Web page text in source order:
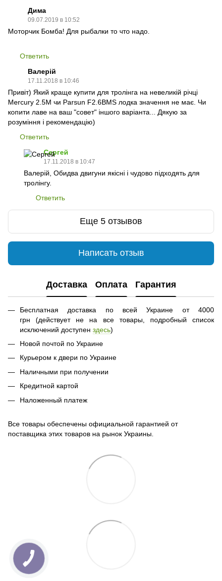
Дима
09.07.2019 в 10:52
Моторчик Бомба! Для рыбалки то что надо.
Ответить
Валерій
17.11.2018 в 10:46
Привіт) Який краще купити для тролінга на невеликій річці
Mercury 2.5M чи Parsun F2.6BMS лодка значення не має. Чи
копити лаве на ваш "совет" іншого варіанта... Дякую за
розуміння і рекомендацію)
Ответить
Сергей
17.11.2018 в 10:47
Валерій, Обидва двигуни якісні і чудово підходять для
тролінгу.
Ответить
Еще 5 отзывов
Написать отзыв
Доставка Оплата Гарантия
Бесплатная доставка по всей Украине от 4000
грн (действует не на все товары, подробный список
исключений доступен здесь)
Новой почтой по Украине
Курьером к двери по Украине
Наличными при получении
Кредитной картой
Наложенный платеж
Все товары обеспечены официальной гарантией от
поставщика этих товаров на рынок Украины.